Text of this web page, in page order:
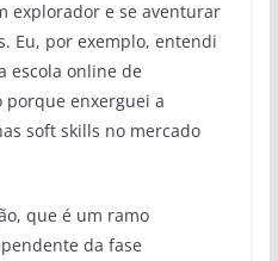
explorador e se aventurar
Eu, por exemplo, entendi
escola online de
enxerguei a
soft skills no mercado
que é um ramo
da fase